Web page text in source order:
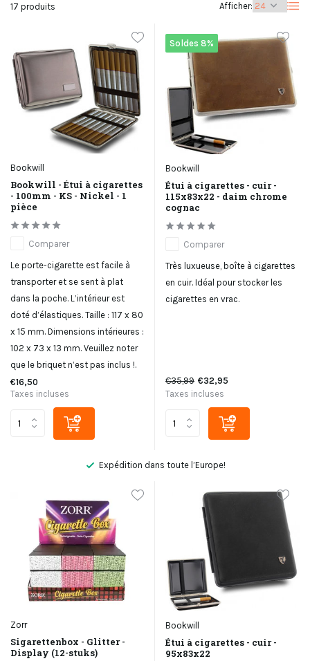
17 produits Afficher:
Bookwill
Bookwill - Étui à cigarettes
- 100mm - KS - Nickel - 1
pièce
Comparer
Le porte-cigarette est facile à
transporter et se sent à plat
dans la poche. L’intérieur est
doté d’élastiques. Taille : 117 x 80
x 15 mm. Dimensions intérieures :
102 x 73 x 13 mm. Veuillez noter
que le briquet n’est pas inclus !.
€16,50
Taxes incluses
Soldes 8%
Bookwill
Étui à cigarettes - cuir -
115x83x22 - daim chrome
cognac
Comparer
Très luxueuse, boîte à cigarettes
en cuir. Idéal pour stocker les
cigarettes en vrac.
€35,99 €32,95
Taxes incluses
Pas satisfait, remboursement
Zorr
Sigarettenbox - Glitter -
Display (12-stuks)
Bookwill
Étui à cigarettes - cuir -
95x83x22